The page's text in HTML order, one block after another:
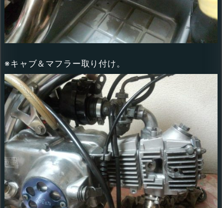
※キャブ＆マフラー取り付け。